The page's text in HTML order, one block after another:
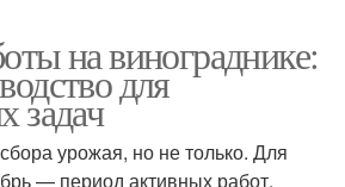
на винограднике:
для
задач
урожая, но не только. Для
— период активных работ,